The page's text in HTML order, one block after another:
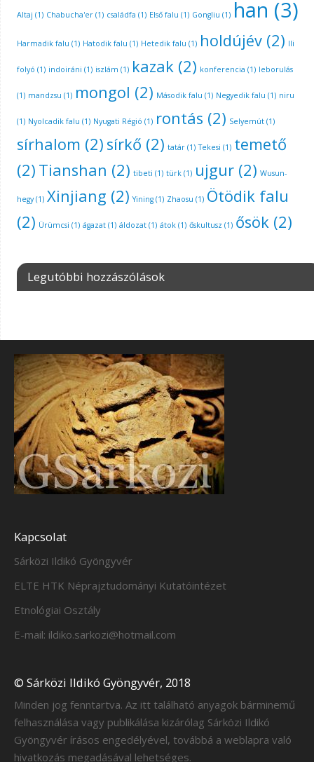
Altaj (1) Chabucha'er(1) családfa (1) Első falu (1) Gongliu (1) han (3)
Harmadik falu (1) Hatodik falu (1) Hetedik falu (1) holdújév(2) Ili
folyó (1) indoiráni (1) iszlám (1) kazak(2) konferencia (1) leborulás
(1) mandzsu (1) mongol (2) Második falu (1) Negyedik falu (1) niru
(1) Nyolcadik falu (1) Nyugati Régió (1) rontás (2) Selyemút(1)
sírhalom (2) sírkő (2) tatár(1) Tekesi (1) temető
(2) Tianshan (2) tibeti (1) türk(1) ujgur(2) Wusun-
hegy(1) Xinjiang (2) Yining(1) Zhaosu (1) Ötödik falu
(2) Ürümcsi (1) ágazat(1) áldozat(1) átok(1) őskultusz (1) ősök(2)
Legutóbbi hozzászólások
Kapcsolat
Sárközi Ildikó Gyöngyvér
ELTE HTK Néprajztudományi Kutatóintézet
Etnológiai Osztály
E-mail: ildiko.sarkozi@hotmail.com
© Sárközi Ildikó Gyöngyvér, 2018
Minden jog fenntartva. Az itt található anyagok bárminemű
felhasználása vagy publikálása kizárólag Sárközi Ildikó
Gyöngyvér írásos engedélyével, továbbá a weblapra való
hivatkozás megadásával lehetséges.